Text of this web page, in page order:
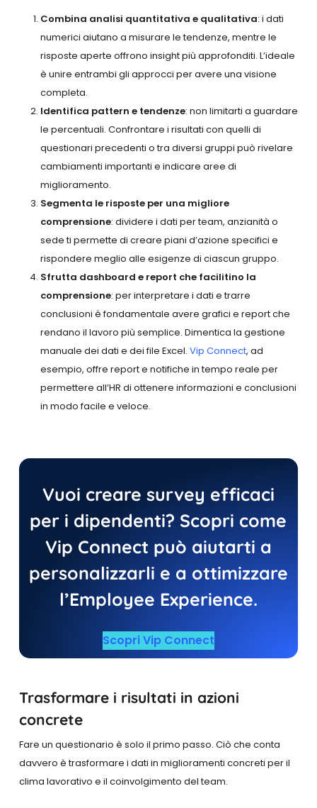
Combina analisi quantitativa e qualitativa: i dati
numerici aiutano a misurare le tendenze, mentre le
risposte aperte offrono insight più approfonditi. L’ideale
è unire entrambi gli approcci per avere una visione
completa.
Identifica pattern e tendenze: non limitarti a guardare
le percentuali. Confrontare i risultati con quelli di
questionari precedenti o tra diversi gruppi può rivelare
cambiamenti importanti e indicare aree di
miglioramento.
Segmenta le risposte per una migliore
comprensione: dividere i dati per team, anzianità o
sede ti permette di creare piani d’azione specifici e
rispondere meglio alle esigenze di ciascun gruppo.
Sfrutta dashboard e report che facilitino la
comprensione: per interpretare i dati e trarre
conclusioni è fondamentale avere grafici e report che
rendano il lavoro più semplice. Dimentica la gestione
manuale dei dati e dei file Excel. Vip Connect, ad
esempio, offre report e notifiche in tempo reale per
permettere all’HR di ottenere informazioni e conclusioni
in modo facile e veloce.
Vuoi creare survey efficaci
per i dipendenti? Scopri come
Vip Connect può aiutarti a
personalizzarli e a ottimizzare
l’Employee Experience.
Scopri Vip Connect
Trasformare i risultati in azioni
concrete
Fare un questionario è solo il primo passo. Ciò che conta
davvero è trasformare i dati in miglioramenti concreti per il
clima lavorativo e il coinvolgimento del team.